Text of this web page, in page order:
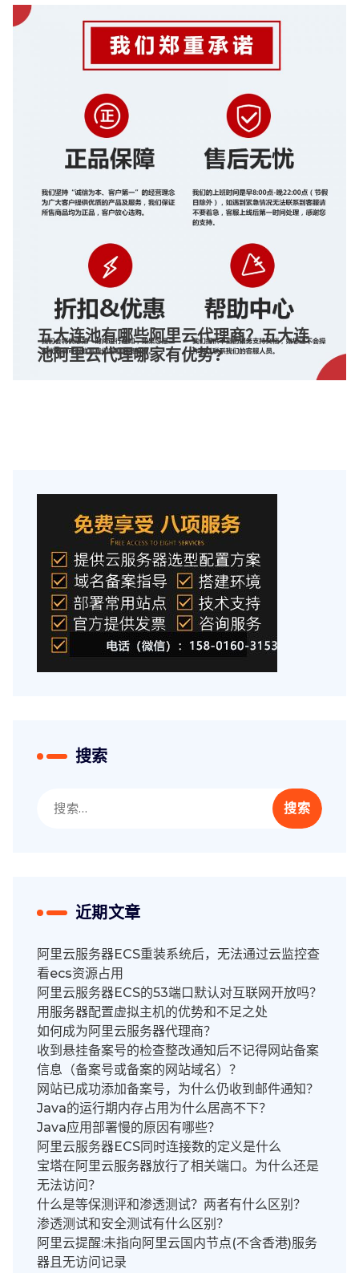
五大连池有哪些阿里云代理商？五大连
池阿里云代理哪家有优势?
搜索
索：
近期文章
阿里云服务器ECS重装系统后，无法通过云监控查
看ecs资源占用
阿里云服务器ECS的53端口默认对互联网开放吗？
用服务器配置虚拟主机的优势和不足之处
如何成为阿里云服务器代理商？
收到悬挂备案号的检查整改通知后不记得网站备案
信息（备案号或备案的网站域名）？
网站已成功添加备案号，为什么仍收到邮件通知？
Java的运行期内存占用为什么居高不下？
Java应用部署慢的原因有哪些？
阿里云服务器ECS同时连接数的定义是什么
宝塔在阿里云服务器放行了相关端口。为什么还是
无法访问？
什么是等保测评和渗透测试？两者有什么区别？
渗透测试和安全测试有什么区别？
阿里云提醒:未指向阿里云国内节点(不含香港)服务
器且无访问记录